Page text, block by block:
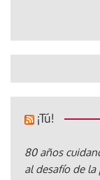
¡Tú!
80 años
al desafío de la